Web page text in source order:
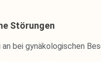
Störungen
bei gynäkologischen